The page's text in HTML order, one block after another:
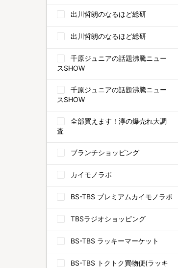
出川哲朗のなるほど総研
出川哲朗のなるほど総研
千原ジュニアの話題沸騰ニュー
スSHOW
千原ジュニアの話題沸騰ニュー
スSHOW
全部買えます！淳の爆売れ大調
査
ブランチショッピング
カイモノラボ
BS-TBS プレミアムカイモノラボ
TBSラジオショッピング
BS-TBS ラッキーマーケット
BS-TBS トクトク買物便(ラッキ